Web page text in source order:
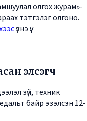
олгох журам»-
тэтгэлэг олгоно.
үзнэ үү.
элсэгч
зүй, техник
байр эзэлсэн 12-